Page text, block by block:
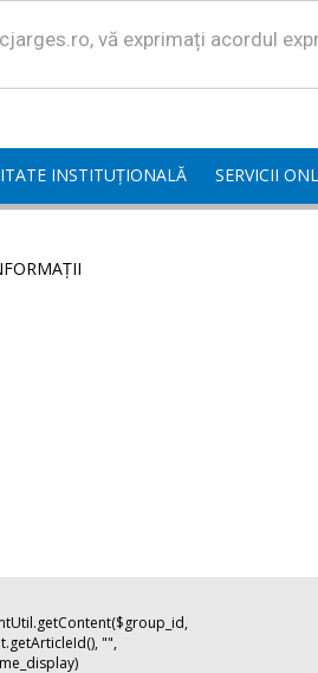
vă exprimați acordul
INSTITUȚIONALĂ SERVICII
"",